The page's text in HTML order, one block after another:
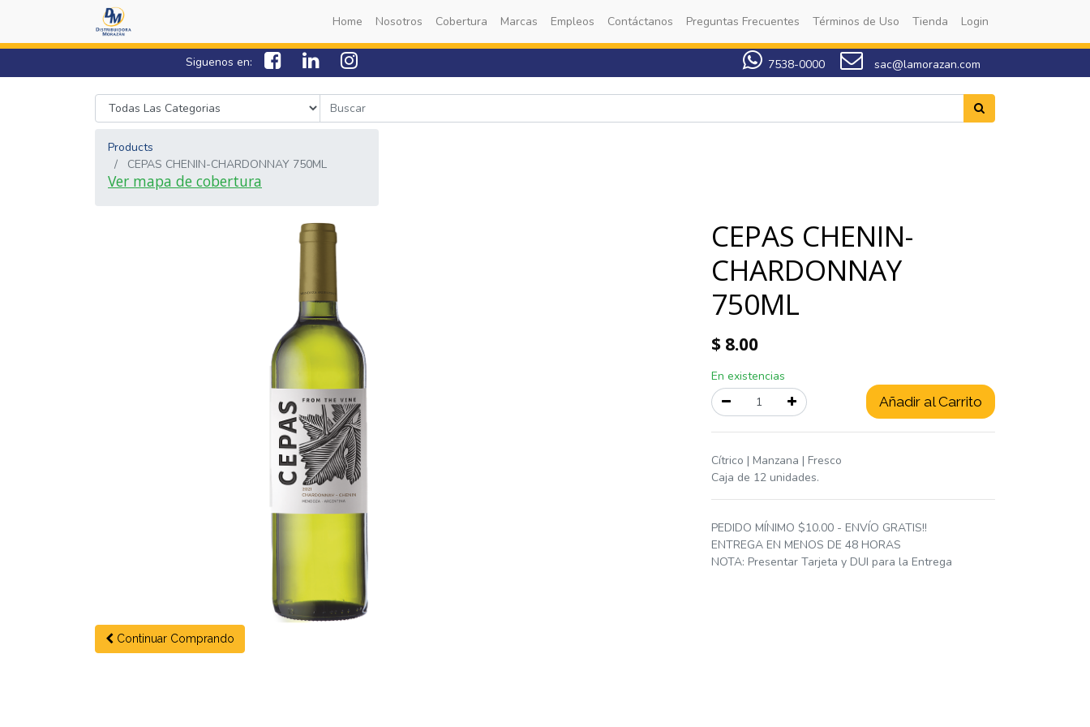
Home Nosotros Cobertura Marcas Empleos Contáctanos Preguntas Frecuentes Términos de Uso Tienda Login
Siguenos en: 7538-0000 sac@lamorazan.com
Products
CEPAS CHENIN-CHARDONNAY 750ML
Ver mapa de cobertura
Continuar Comprando
CEPAS CHENIN-
CHARDONNAY
750ML
$ 8.00
En existencias
Añadir al Carrito
Cítrico | Manzana | Fresco
Caja de 12 unidades.
PEDIDO MÍNIMO $10.00 - ENVÍO GRATIS!!
ENTREGA EN MENOS DE 48 HORAS
NOTA: Presentar Tarjeta y DUI para la Entrega